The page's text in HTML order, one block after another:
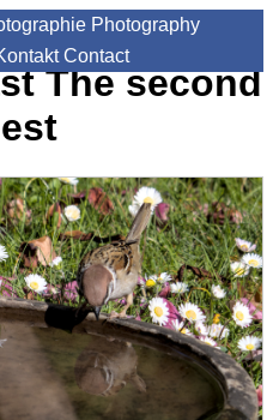
Photography
Contact
The second